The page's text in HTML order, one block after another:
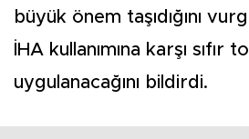
büyük önem taşıdığını
İHA kullanımına karşı sıfır
uygulanacağını bildirdi.